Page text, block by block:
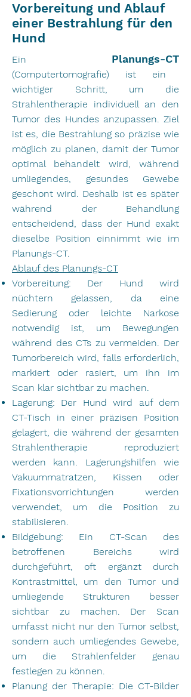
Vorbereitung und Ablauf
einer Bestrahlung für den
Hund
Ein Planungs-CT
(Computertomografie) ist ein
wichtiger Schritt, um die
Strahlentherapie individuell an den
Tumor des Hundes anzupassen. Ziel
ist es, die Bestrahlung so präzise wie
möglich zu planen, damit der Tumor
optimal behandelt wird, während
umliegendes, gesundes Gewebe
geschont wird. Deshalb ist es später
während der Behandlung
entscheidend, dass der Hund exakt
dieselbe Position einnimmt wie im
Planungs-CT.
Ablauf des Planungs-CT
Vorbereitung: Der Hund wird
nüchtern gelassen, da eine
Sedierung oder leichte Narkose
notwendig ist, um Bewegungen
während des CTs zu vermeiden. Der
Tumorbereich wird, falls erforderlich,
markiert oder rasiert, um ihn im
Scan klar sichtbar zu machen.
Lagerung: Der Hund wird auf dem
CT-Tisch in einer präzisen Position
gelagert, die während der gesamten
Strahlentherapie reproduziert
werden kann. Lagerungshilfen wie
Vakuummatratzen, Kissen oder
Fixationsvorrichtungen werden
verwendet, um die Position zu
stabilisieren.
Bildgebung: Ein CT-Scan des
betroffenen Bereichs wird
durchgeführt, oft ergänzt durch
Kontrastmittel, um den Tumor und
umliegende Strukturen besser
sichtbar zu machen. Der Scan
umfasst nicht nur den Tumor selbst,
sondern auch umliegendes Gewebe,
um die Strahlenfelder genau
festlegen zu können.
Planung der Therapie: Die CT-Bilder